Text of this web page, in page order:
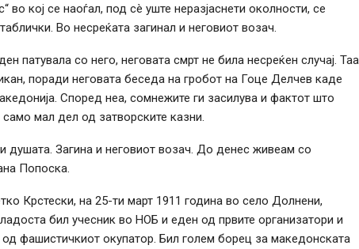
во кој се наоѓал, под сè уште неразјаснети околности, се
Во несреќата загинал и неговиот возач.
патувала со него, неговата смрт не била несреќен случај. Таа
поради неговата беседа на гробот на Гоце Делчев каде
Според неа, сомнежите ги засилува и фактот што
мал дел од затворските казни.
душата. Загина и неговиот возач. До денес живеам со
Попоска.
Крстески, на 25-ти март 1911 година во село Долнени,
бил учесник во НОБ и еден од првите организатори и
фашистичкиот окупатор. Бил голем борец за македонската